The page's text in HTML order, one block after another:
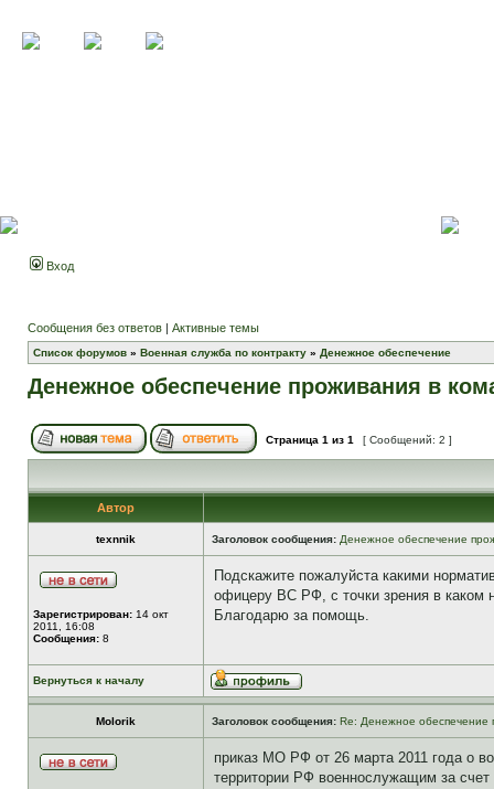
Вход
Сообщения без ответов | Активные темы
Список форумов » Военная служба по контракту » Денежное обеспечение
Денежное обеспечение проживания в
Страница 1 из 1 [ Сообщений: 2 ]
Автор
texnnik Заголовок сообщения: Денежное обеспечение
Зарегистрирован: 14 окт
2011, 16:08
Сообщения: 8
Подскажите пожалуйста какими
офицеру ВС РФ, с точки зрения в каком
Благодарю за помощь.
Вернуться к началу
Molorik Заголовок сообщения: Re: Денежное обеспечение
приказ МО РФ от 26 марта 2011 года о
территории РФ военнослужащим за